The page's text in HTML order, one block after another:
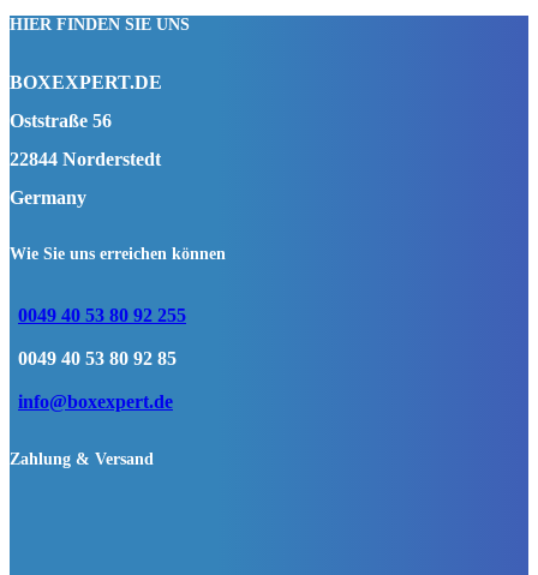
HIER FINDEN SIE UNS
BOXEXPERT.DE
Oststraße 56
22844 Norderstedt
Germany
Wie Sie uns erreichen können
0049 40 53 80 92 255
0049 40 53 80 92 85
info@boxexpert.de
Zahlung & Versand